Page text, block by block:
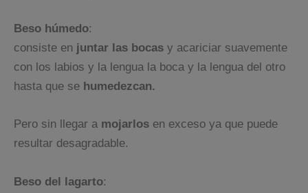
Beso húmedo:
consiste en juntar las bocas y acariciar suavemente
con los labios y la lengua la boca y la lengua del otro
hasta que se humedezcan.
Pero sin llegar a mojarlos en exceso ya que puede
resultar desagradable.
Beso del lagarto: